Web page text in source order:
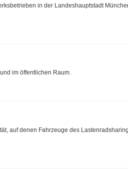
in der Landeshauptstadt
im öffentlichen Raum.
auf denen Fahrzeuge des